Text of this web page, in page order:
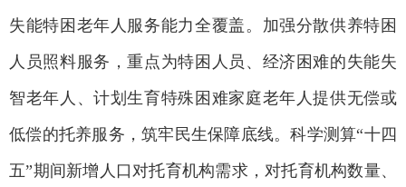
失能特困老年人服务能力全覆盖。加强分散供养特困
人员照料服务，重点为特困人员、经济困难的失能失
智老年人、计划生育特殊困难家庭老年人提供无偿或
低偿的托养服务，筑牢民生保障底线。科学测算“十四
五”期间新增人口对托育机构需求，对托育机构数量、